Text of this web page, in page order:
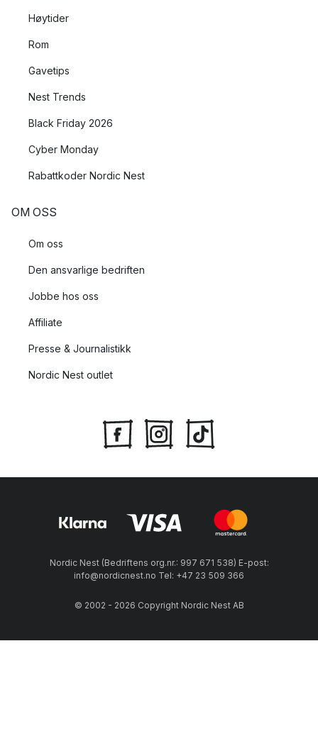
Høytider
Rom
Gavetips
Nest Trends
Black Friday 2026
Cyber Monday
Rabattkoder Nordic Nest
OM OSS
Om oss
Den ansvarlige bedriften
Jobbe hos oss
Affiliate
Presse & Journalistikk
Nordic Nest outlet
Nordic Nest (Bedriftens org.nr.: 997 671 538) E-post:
info@nordicnest.no Tel: +47 23 509 366
© 2002 - 2026 Copyright Nordic Nest AB